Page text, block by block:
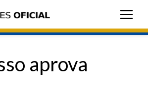
aprova